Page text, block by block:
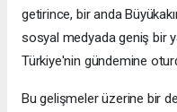
getirince, bir anda
sosyal medyada geniş bir
Türkiye'nin gündemine
Bu gelişmeler üzerine bir